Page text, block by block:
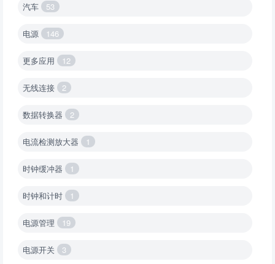
汽车 53
电源 146
更多应用 12
无线连接 2
数据转换器 2
电流检测放大器 1
时钟缓冲器 1
时钟和计时 1
电源管理 19
电源开关 3